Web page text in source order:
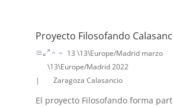
Proyecto Filosofando
13 \13\Europe/Madrid marzo
\13\Europe/Madrid 2022
|
Zaragoza Calasancio
El proyecto Filosofando forma